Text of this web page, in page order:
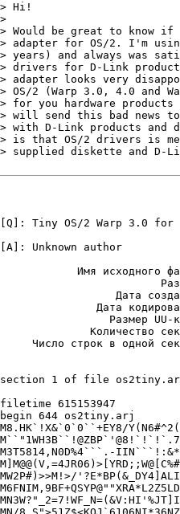
> Hi!
>
> Would be great to know if
> adapter for OS/2. I'm
> years) and always was
> drivers for D-Link
> adapter looks very
> OS/2 (Warp 3.0, 4.0 and
> for you hardware
> will send this bad news
> with D-Link products and
> is that OS/2 drivers is
> supplied diskette and D-